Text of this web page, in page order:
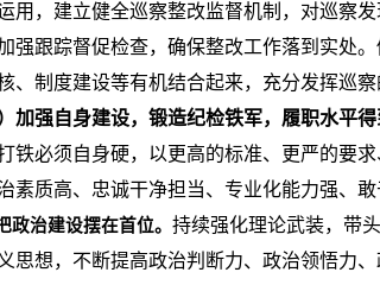
用，建立健全巡察整改监督机制，对巡察
强跟踪督促检查，确保整改工作落到实处
、制度建设等有机结合起来，充分发挥巡察
）加强自身建设，锻造纪检铁军，履职水平
铁必须自身硬，以更高的标准、更严的要
素质高、忠诚干净担当、专业化能力强、敢
政治建设摆在首位。 持续强化理论武装，带
思想，不断提高政治判断力、政治领悟力